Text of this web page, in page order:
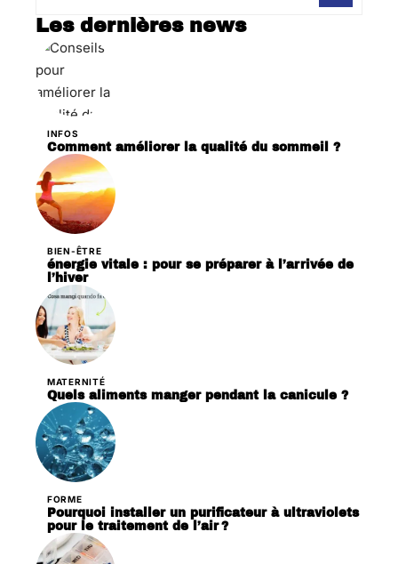
Les dernières news
INFOS
Comment améliorer la qualité du sommeil ?
BIEN-ÊTRE
énergie vitale : pour se préparer à l’arrivée de
l’hiver
MATERNITÉ
Quels aliments manger pendant la canicule ?
FORME
Pourquoi installer un purificateur à ultraviolets
pour le traitement de l’air ?